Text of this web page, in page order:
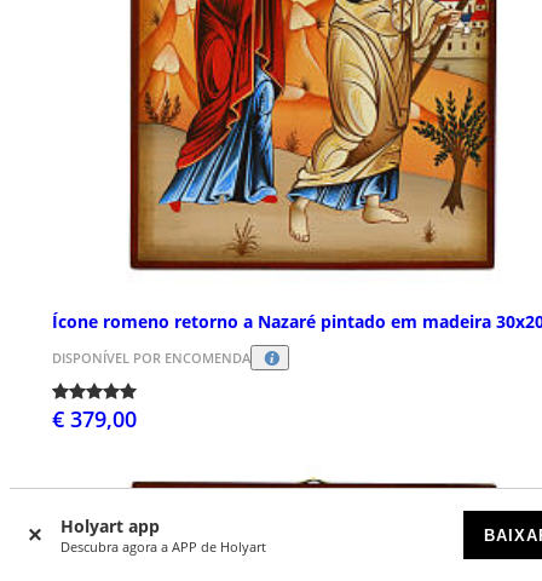
Holyart app
Descubra agora a APP de Holyart
Ícone romeno retorno a Nazaré pintado em madeira
DISPONÍVEL POR ENCOMENDA
€ 379,00